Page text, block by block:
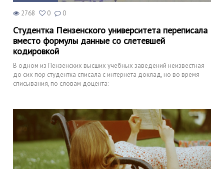
2768 0 0
Студентка Пензенского университета переписала
вместо формулы данные со слетевшей
кодировкой
В одном из Пензенских высших учебных заведений неизвестная
до сих пор студентка списала с интернета доклад, но во время
списывания, по словам доцента: